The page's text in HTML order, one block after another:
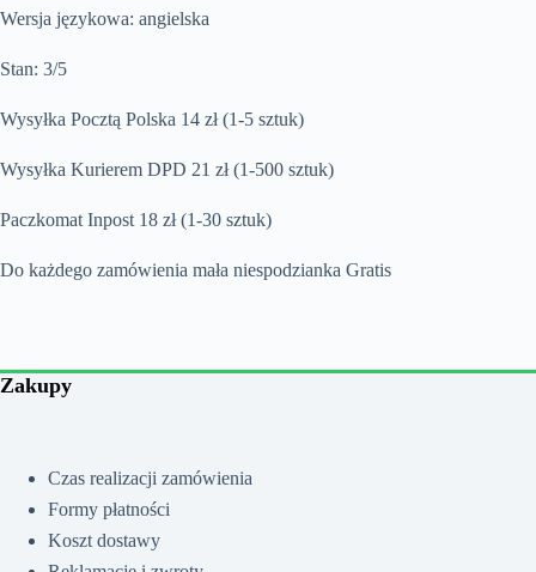
Wersja językowa: angielska
Stan: 3/5
Wysyłka Pocztą Polska 14 zł (1-5 sztuk)
Wysyłka Kurierem DPD 21 zł (1-500 sztuk)
Paczkomat Inpost 18 zł (1-30 sztuk)
Do każdego zamówienia mała niespodzianka Gratis
Zakupy
Czas realizacji zamówienia
Formy płatności
Koszt dostawy